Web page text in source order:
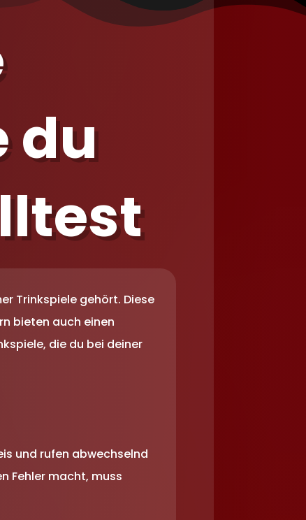
du
Trinkspiele gehört. Diese
bieten auch einen
die du bei deiner
und rufen abwechselnd
Fehler macht, muss